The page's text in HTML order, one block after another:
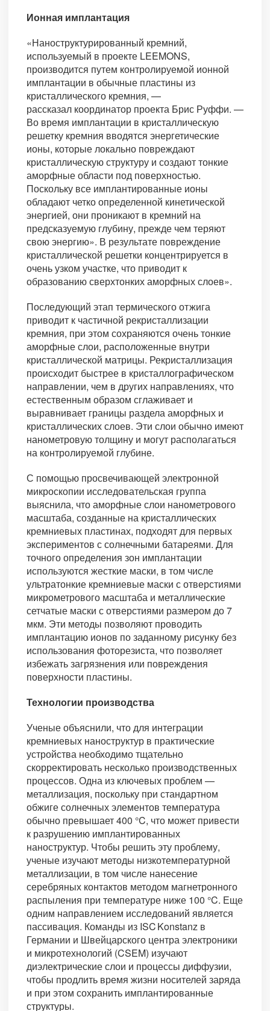
Ионная имплантация
«Наноструктурированный кремний,
используемый в проекте LEEMONS,
производится путем контролируемой ионной
имплантации в обычные пластины из
кристаллического кремния, —
рассказал координатор проекта Брис Руффи. —
Во время имплантации в кристаллическую
решетку кремния вводятся энергетические
ионы, которые локально повреждают
кристаллическую структуру и создают тонкие
аморфные области под поверхностью.
Поскольку все имплантированные ионы
обладают четко определенной кинетической
энергией, они проникают в кремний на
предсказуемую глубину, прежде чем теряют
свою энергию». В результате повреждение
кристаллической решетки концентрируется в
очень узком участке, что приводит к
образованию сверхтонких аморфных слоев».
Последующий этап термического отжига
приводит к частичной рекристаллизации
кремния, при этом сохраняются очень тонкие
аморфные слои, расположенные внутри
кристаллической матрицы. Рекристаллизация
происходит быстрее в кристаллографическом
направлении, чем в других направлениях, что
естественным образом сглаживает и
выравнивает границы раздела аморфных и
кристаллических слоев. Эти слои обычно имеют
нанометровую толщину и могут располагаться
на контролируемой глубине.
С помощью просвечивающей электронной
микроскопии исследовательская группа
выяснила, что аморфные слои нанометрового
масштаба, созданные на кристаллических
кремниевых пластинах, подходят для первых
экспериментов с солнечными батареями. Для
точного определения зон имплантации
используются жесткие маски, в том числе
ультратонкие кремниевые маски с отверстиями
микрометрового масштаба и металлические
сетчатые маски с отверстиями размером до 7
мкм. Эти методы позволяют проводить
имплантацию ионов по заданному рисунку без
использования фоторезиста, что позволяет
избежать загрязнения или повреждения
поверхности пластины.
Технологии производства
Ученые объяснили, что для интеграции
кремниевых наноструктур в практические
устройства необходимо тщательно
скорректировать несколько производственных
процессов. Одна из ключевых проблем —
металлизация, поскольку при стандартном
обжиге солнечных элементов температура
обычно превышает 400 °C, что может привести
к разрушению имплантированных
наноструктур. Чтобы решить эту проблему,
ученые изучают методы низкотемпературной
металлизации, в том числе нанесение
серебряных контактов методом магнетронного
распыления при температуре ниже 100 °C. Еще
одним направлением исследований является
пассивация. Команды из ISC Konstanz в
Германии и Швейцарского центра электроники
и микротехнологий (CSEM) изучают
диэлектрические слои и процессы диффузии,
чтобы продлить время жизни носителей заряда
и при этом сохранить имплантированные
структуры.